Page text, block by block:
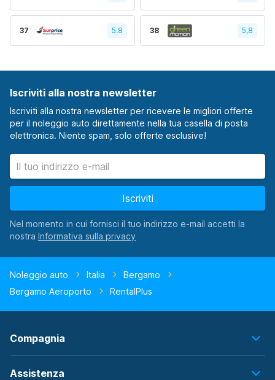
37 5.8 38 5,8
Iscriviti alla nostra newsletter
Iscriviti alla nostra newsletter per ricevere le migliori offerte
per il noleggio auto direttamente nella tua casella di posta
elettronica. Niente spam, solo offerte esclusive!
Iscriviti
Nel momento in cui fornisci il tuo indirizzo e-mail accetti la
nostra
Noleggio auto Italia
Bergamo
Bergamo Aeroporto
RentalPlus
Compagnia
Assistenza